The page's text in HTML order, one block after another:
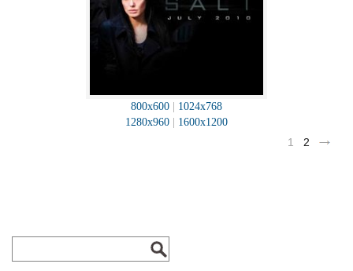
800x600
1024x768
1280x960
1600x1200
1 2